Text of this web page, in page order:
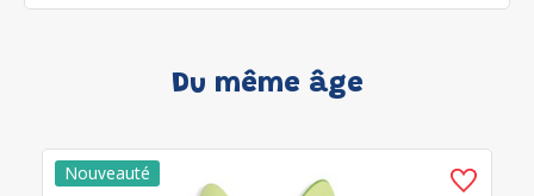
Du même âge